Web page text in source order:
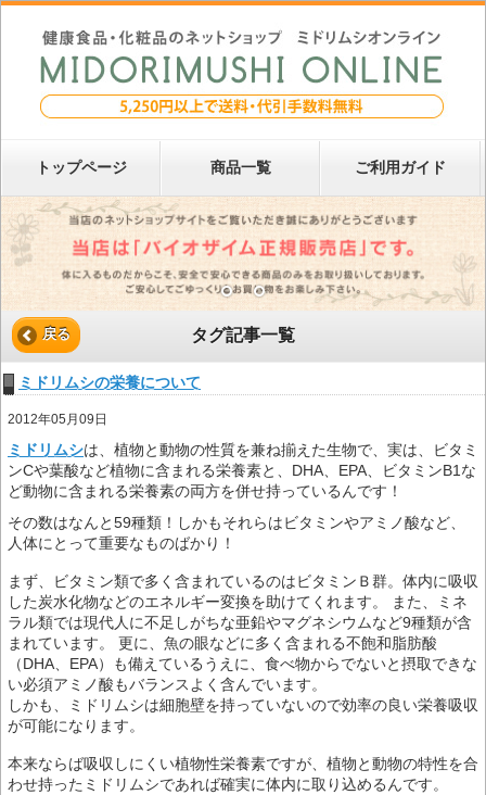
トップページ 商品一覧 ご利用ガイド
戻る タグ記事一覧
ミドリムシの栄養について
2012年05月09日
ミドリムシは、植物と動物の性質を兼ね揃えた生物で、実は、ビタミ
ンCや葉酸など植物に含まれる栄養素と、DHA、EPA、ビタミンB1な
ど動物に含まれる栄養素の両方を併せ持っているんです！
その数はなんと59種類！しかもそれらはビタミンやアミノ酸など、
人体にとって重要なものばかり！
まず、ビタミン類で多く含まれているのはビタミンＢ群。体内に吸収
した炭水化物などのエネルギー変換を助けてくれます。 また、ミネ
ラル類では現代人に不足しがちな亜鉛やマグネシウムなど9種類が含
まれています。 更に、魚の眼などに多く含まれる不飽和脂肪酸
（DHA、EPA）も備えているうえに、食べ物からでないと摂取できな
い必須アミノ酸もバランスよく含んでいます。
しかも、ミドリムシは細胞壁を持っていないので効率の良い栄養吸収
が可能になります。
本来ならば吸収しにくい植物性栄養素ですが、植物と動物の特性を合
わせ持ったミドリムシであれば確実に体内に取り込めるんです。